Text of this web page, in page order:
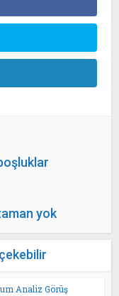
yok
Analiz Görüş